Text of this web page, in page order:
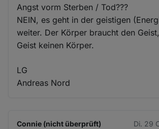
Angst vorm Sterben / Tod???
NEIN, es geht in der geistigen
weiter. Der Körper braucht den
Geist keinen Körper.
LG
Andreas Nord
Connie (nicht überprüft) Di. 29